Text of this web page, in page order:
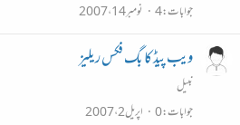
جوابات 4 نومبر 14، 2007
ویب پیڈ کا بگ فکس ریلیز
نبیل
جوابات 0 اپریل 2، 2007